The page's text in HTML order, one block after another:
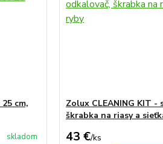
cm,
skladom
Zolux CLEANING KIT -
škrabka na riasy a
43 €/ks